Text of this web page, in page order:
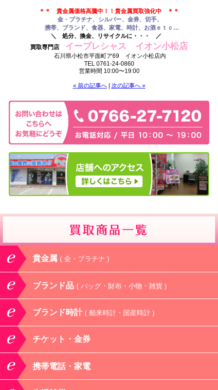
＊＊ 貴金属価格高騰中！
！貴金属買取強化中 ＊＊
金・プラチナ、シルバー、金券、切手、
携帯、ブランド、食器、家電、時計、お酒 ｅｔｃ…
＼ 処分、換金、リサイクルに・・・ ／
買取専門店 イープレシャス イオン小松店
石川県小松市平面町ア69 イオン小松店内
TEL 0761-24-0860
営業時間 10:00〜19:00
« 前の記事へ| 次の記事へ »
貴金属 ( 金・プラチナ )
ブランド品 ( バッグ・財布・小物・雑貨 )
ブランド時計 ( 舶来時計・国産時計 )
チケット・金券
携帯電話・家電